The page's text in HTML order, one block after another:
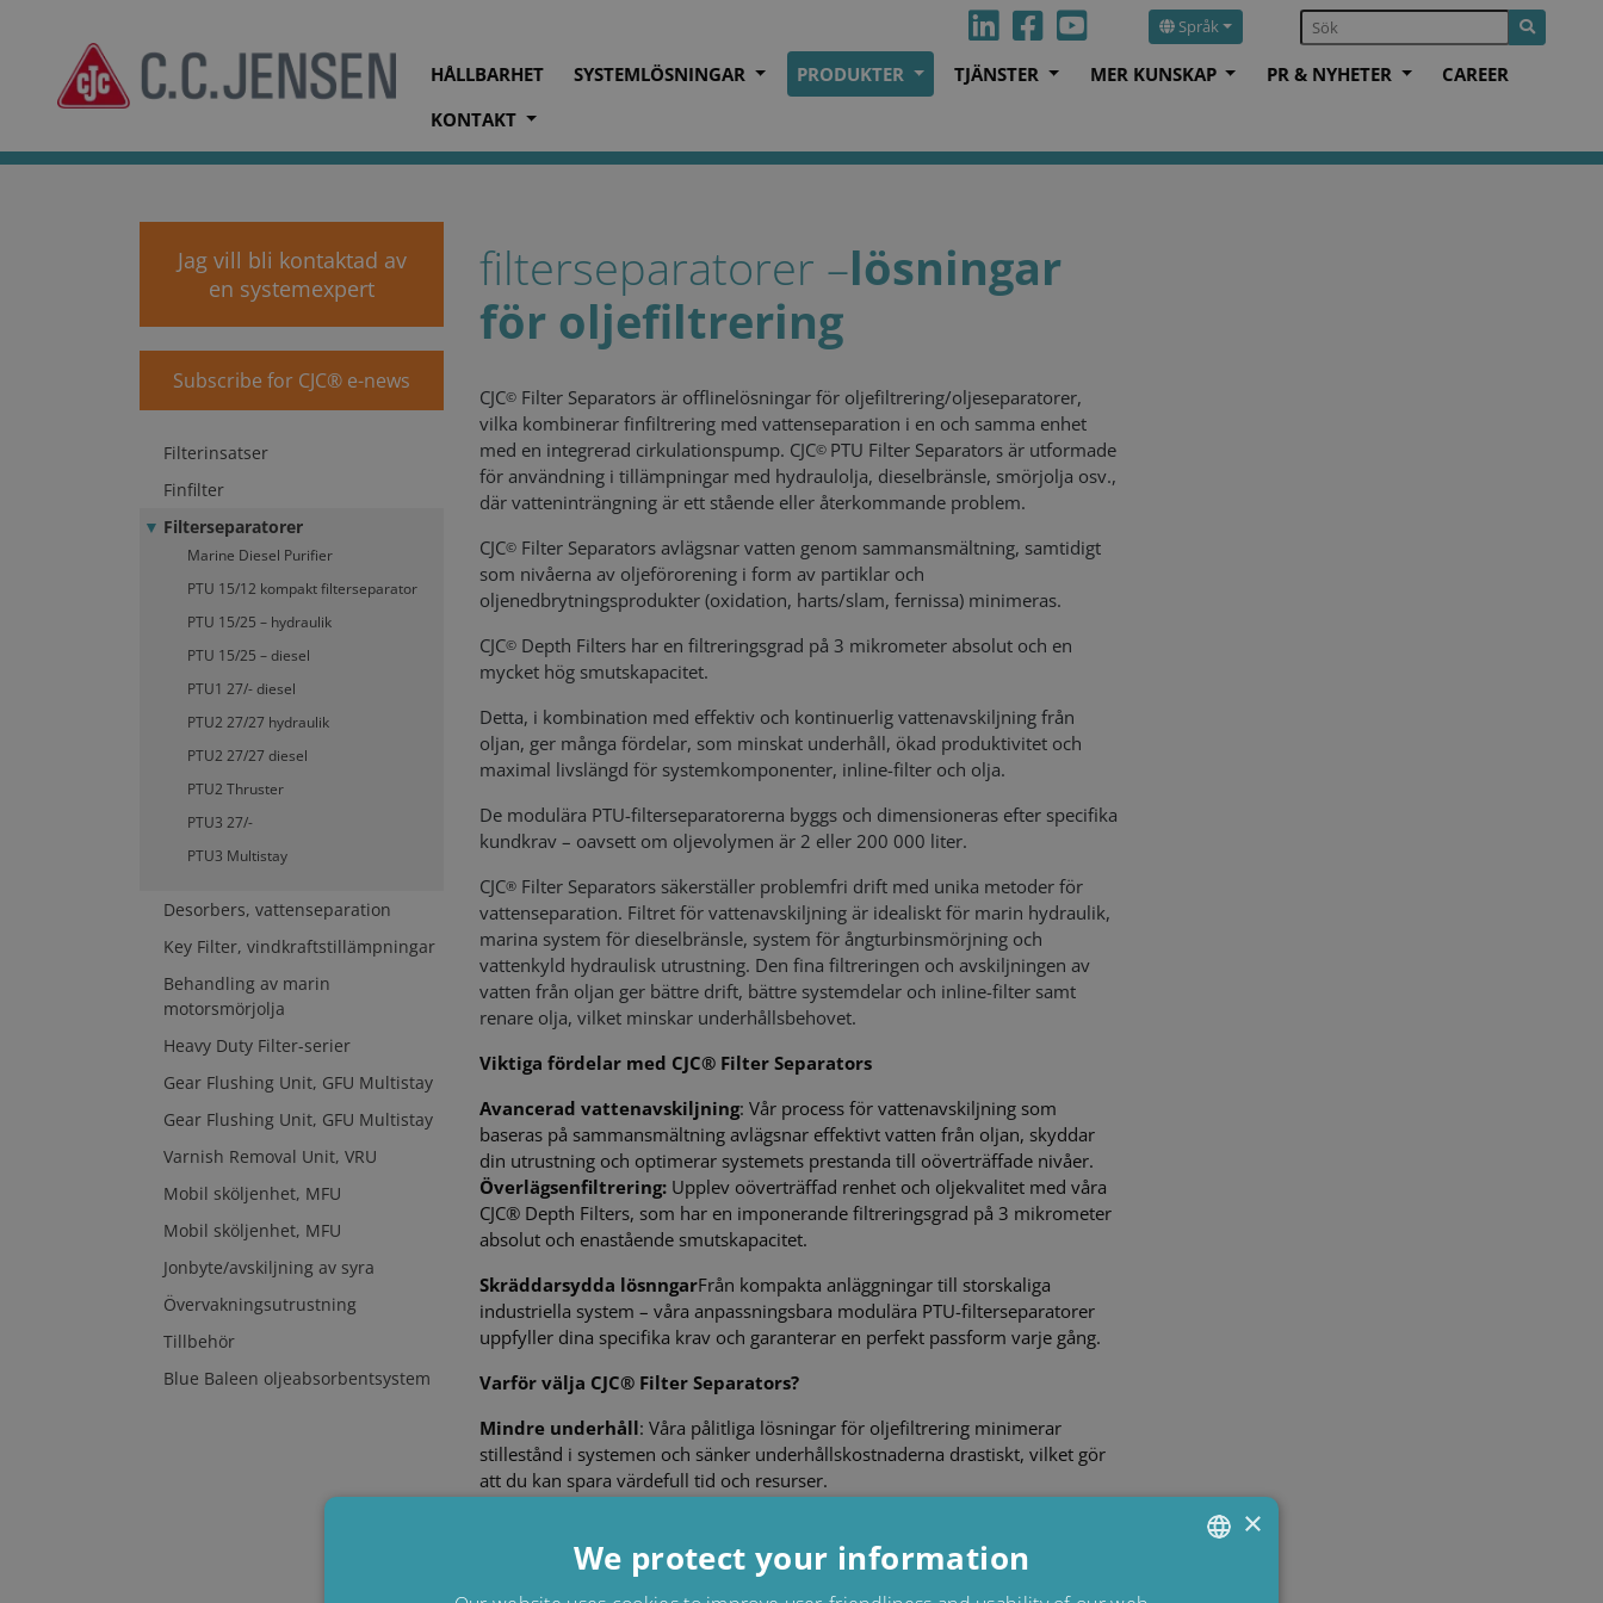
Språk
HÅLLBARHET SYSTEMLÖSNINGAR PRODUKTER TJÄNSTER MER KUNSKAP PR & NYHETER
CAREER
KONTAKT
Jag vill bli kontaktad av
en systemexpert
Subscribe for CJC® e-news
Filterinsatser
Finfilter
Filterseparatorer
Marine Diesel Purifier
PTU 15/12 kompakt filterseparator
PTU 15/25 – hydraulik
PTU 15/25 – diesel
PTU1 27/- diesel
PTU2 27/27 hydraulik
PTU2 27/27 diesel
PTU2 Thruster
PTU3 27/-
PTU3 Multistay
Desorbers, vattenseparation
Key Filter, vindkraftstillämpningar
Behandling av marin
motorsmörjolja
Heavy Duty Filter-serier
Gear Flushing Unit, GFU Multistay
Gear Flushing Unit, GFU Multistay
Varnish Removal Unit, VRU
Mobil sköljenhet, MFU
Mobil sköljenhet, MFU
Jonbyte/avskiljning av syra
Övervakningsutrustning
Tillbehör
Blue Baleen oljeabsorbentsystem
filterseparatorer –lösningar
för oljefiltrering
CJC© Filter Separators är offlinelösningar för oljefiltrering/oljeseparatorer,
vilka kombinerar finfiltrering med vattenseparation i en och samma enhet
med en integrerad cirkulationspump. CJC© PTU Filter Separators är utformade
för användning i tillämpningar med hydraulolja, dieselbränsle, smörjolja osv.,
där vatteninträngning är ett stående eller återkommande problem.
CJC© Filter Separators avlägsnar vatten genom sammansmältning, samtidigt
som nivåerna av oljeförorening i form av partiklar och
oljenedbrytningsprodukter (oxidation, harts/slam, fernissa) minimeras.
CJC© Depth Filters har en filtreringsgrad på 3 mikrometer absolut och en
mycket hög smutskapacitet.
Detta, i kombination med effektiv och kontinuerlig vattenavskiljning från
oljan, ger många fördelar, som minskat underhåll, ökad produktivitet och
maximal livslängd för systemkomponenter, inline-filter och olja.
De modulära PTU-filterseparatorerna byggs och dimensioneras efter specifika
kundkrav – oavsett om oljevolymen är 2 eller 200 000 liter.
CJC® Filter Separators säkerställer problemfri drift med unika metoder för
vattenseparation. Filtret för vattenavskiljning är idealiskt för marin hydraulik,
marina system för dieselbränsle, system för ångturbinsmörjning och
vattenkyld hydraulisk utrustning. Den fina filtreringen och avskiljningen av
vatten från oljan ger bättre drift, bättre systemdelar och inline-filter samt
renare olja, vilket minskar underhållsbehovet.
Viktiga fördelar med CJC® Filter Separators
Avancerad vattenavskiljning: Vår process för vattenavskiljning som
baseras på sammansmältning avlägsnar effektivt vatten från oljan, skyddar
din utrustning och optimerar systemets prestanda till oöverträffade nivåer.
Överlägsenfiltrering: Upplev oöverträffad renhet och oljekvalitet med våra
CJC® Depth Filters, som har en imponerande filtreringsgrad på 3 mikrometer
absolut och enastående smutskapacitet.
Skräddarsydda lösnngarFrån kompakta anläggningar till storskaliga
industriella system – våra anpassningsbara modulära PTU-filterseparatorer
uppfyller dina specifika krav och garanterar en perfekt passform varje gång.
Varför välja CJC® Filter Separators?
Mindre underhåll: Våra pålitliga lösningar för oljefiltrering minimerar
stillestånd i systemen och sänker underhållskostnaderna drastiskt, vilket gör
att du kan spara värdefull tid och resurser.
utrustningen, vilket leder till ökad produktivitet och effektivitet i driften.
Ökad livslängd hoskomponenterna: Skydda dina ovärderliga
×
We protect your information